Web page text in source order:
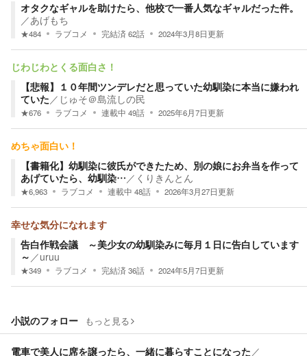
オタクなギャルを助けたら、他校で一番人気なギャルだった件。
／あげもち
★484 ラブコメ 完結済62話 2024年3月8日更新
じわじわとくる面白さ！
【悲報】１０年間ツンデレだと思っていた幼馴染に本当に嫌われ
ていた／ じゅそ＠島流しの民
★676 ラブコメ 連載中 49話 2025年6月7日更新
めちゃ面白い！
【書籍化】幼馴染に彼氏ができたため、別の娘にお弁当を作って
あげていたら、幼馴染…／ くりきんとん
★6,963 ラブコメ 連載中 48話 2026年3月27日更新
幸せな気分になれます
告白作戦会議 ～美少女の幼馴染みに毎月１日に告白しています
～ ／uruu
★349 ラブコメ 完結済36話 2024年5月7日更新
小説のフォロー もっと見る
電車で美人に席を譲ったら、一緒に暮らすことになった／